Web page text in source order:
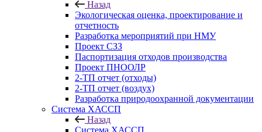
Назад
Экологическая оценка, проектирование и
отчетность
Разработка мероприятий при НМУ
Проект СЗЗ
Паспортизация отходов производства
Проект ПНООЛР
2-ТП отчет (отходы)
2-ТП отчет (воздух)
Разработка природоохранной документации
Система ХАССП
Назад
Система ХАССП